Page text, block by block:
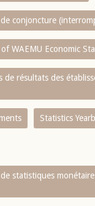
conjoncture
WAEMU Economic
de résultats des
Statistics
statistiques